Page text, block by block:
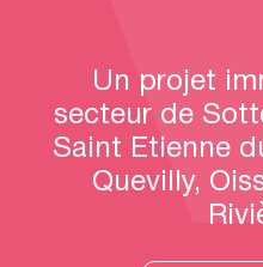
Un projet
secteur de
Saint Etienne
Quevilly,